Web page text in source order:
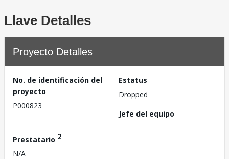
Llave Detalles
Proyecto Detalles
No. de identificación del
proyecto
P000823
Estatus
Dropped
Jefe del equipo
Prestatario 2
N/A